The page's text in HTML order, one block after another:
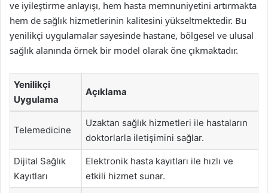
ve iyileştirme anlayışı, hem hasta memnuniyetini artırmakta
hem de sağlık hizmetlerinin kalitesini yükseltmektedir. Bu
yenilikçi uygulamalar sayesinde hastane, bölgesel ve ulusal
sağlık alanında örnek bir model olarak öne çıkmaktadır.
Yenilikçi
Uygulama
Açıklama
Telemedicine
Uzaktan sağlık hizmetleri ile hastaların
doktorlarla iletişimini sağlar.
Dijital Sağlık
Kayıtları
Elektronik hasta kayıtları ile hızlı ve
etkili hizmet sunar.